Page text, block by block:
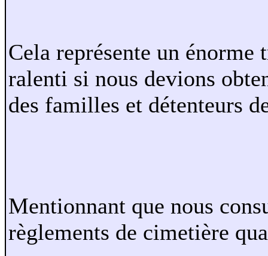
Cela représente un
ralenti si nous devions
des familles et détenteurs
Mentionnant que nous
règlements de cimetière